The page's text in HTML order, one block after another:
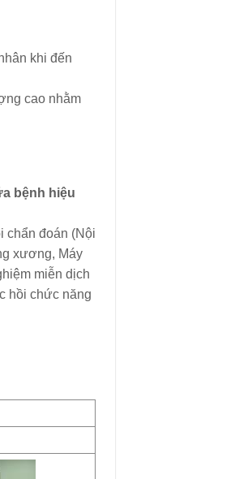
khi đến
cao nhằm
bệnh hiệu
chẩn đoán (Nội
xương, Máy
miễn dịch
hồi chức năng